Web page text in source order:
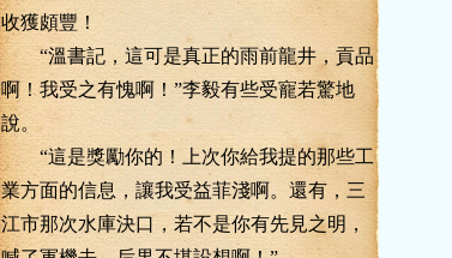
收獲頗豐！
“溫書記，這可是真正的雨前龍井，貢品
啊！我受之有愧啊！”李毅有些受寵若驚地
說。
“這是獎勵你的！上次你給我提的那些工
業方面的信息，讓我受益菲淺啊。還有，三
江市那次水庫決口，若不是你有先見之明，